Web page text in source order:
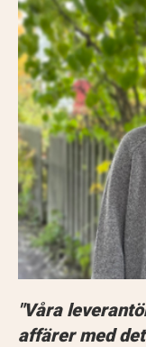
"Våra
affärer med